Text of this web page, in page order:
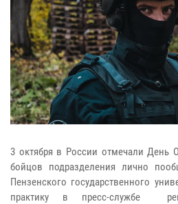
3 октября в России отмечали
бойцов подразделения лично
Пензенского государственного
практику в пресс-службе